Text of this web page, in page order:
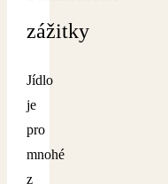
zážitky
Jídlo
je
pro
mnohé
z